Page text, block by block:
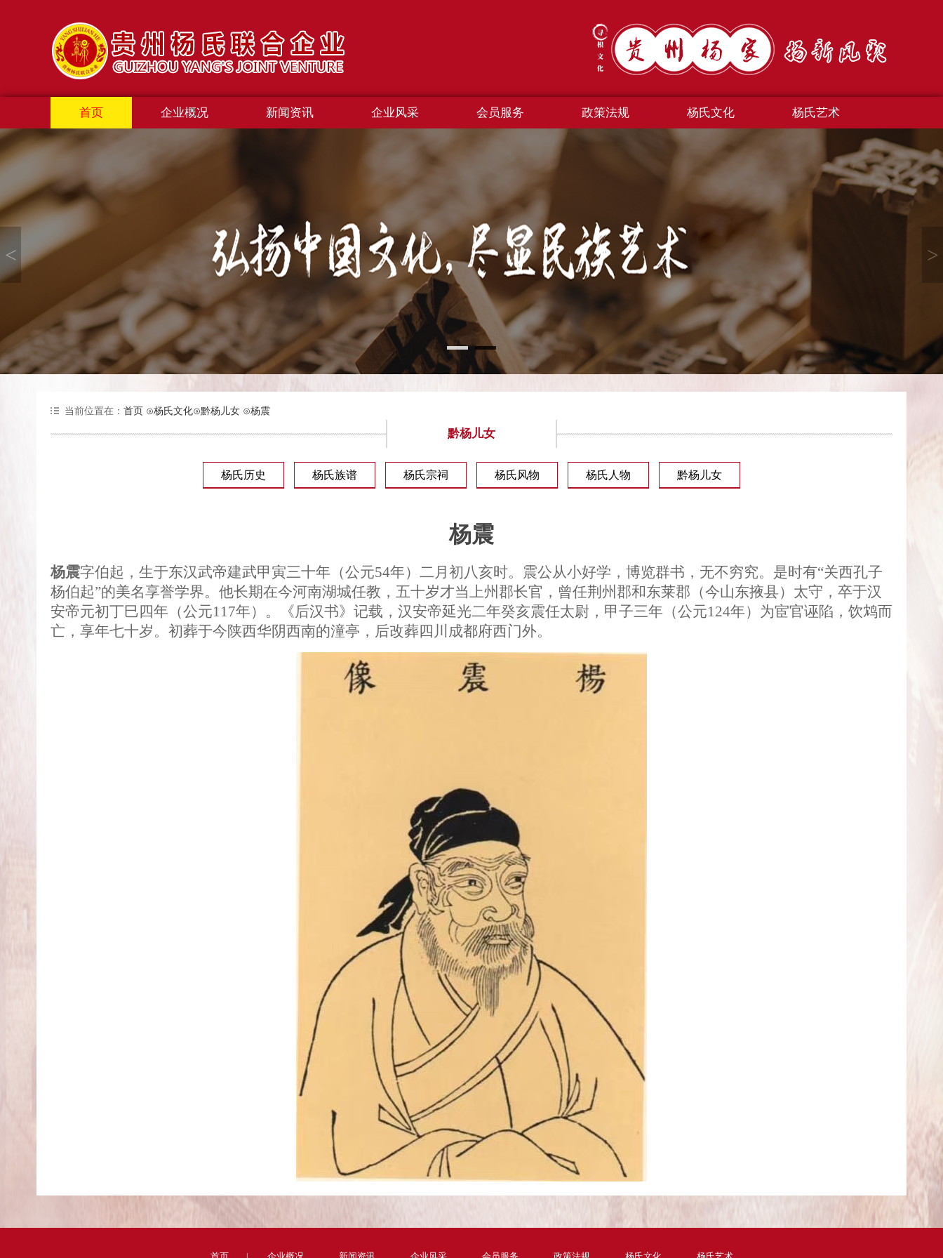
首页 企业概况 新闻资讯 企业风采 会员服务 政策法规 杨氏文化 杨氏艺术
< >
当前位置在： 首页 ⊙杨氏文化⊙黔杨儿女 ⊙杨震
黔杨儿女
杨氏历史 杨氏族谱 杨氏宗祠 杨氏风物 杨氏人物 黔杨儿女
杨震
杨震字伯起，生于东汉武帝建武甲寅三十年（公元54年）二月初八亥时。震公从小好学，博览群书，无不穷究。是时有“关西孔子
杨伯起”的美名享誉学界。他长期在今河南湖城任教，五十岁才当上州郡长官，曾任荆州郡和东莱郡（今山东掖县）太守，卒于汉
安帝元初丁巳四年（公元117年）。《后汉书》记载，汉安帝延光二年癸亥震任太尉，甲子三年（公元124年）为宦官诬陷，饮鸩而
亡，享年七十岁。初葬于今陕西华阴西南的潼亭，后改葬四川成都府西门外。